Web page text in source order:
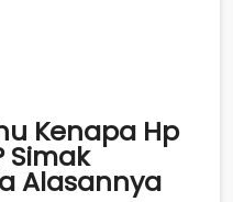
Kenapa Hp
Simak
Alasannya